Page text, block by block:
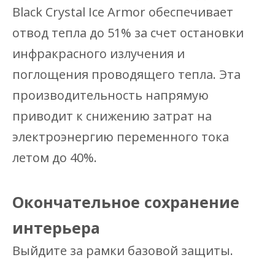
Black Crystal Ice Armor обеспечивает
отвод тепла до 51% за счет остановки
инфракрасного излучения и
поглощения проводящего тепла. Эта
производительность напрямую
приводит к снижению затрат на
электроэнергию переменного тока
летом до 40%.
Окончательное сохранение
интерьера
Выйдите за рамки базовой защиты.